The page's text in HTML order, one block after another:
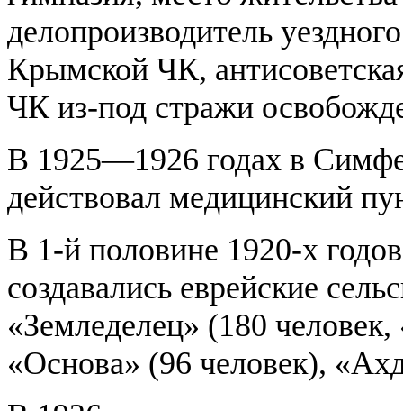
делопроизводитель
Крымской ЧК,
ЧК из-под стражи
В 1925—1926 годах в
действовал медицинский
В 1-й половине 1920-х
создавались еврейские
«Земледелец» (180
«Основа» (96 человек),